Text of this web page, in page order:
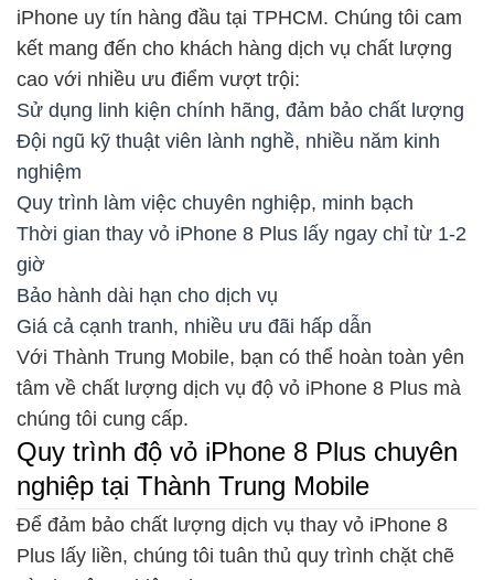
iPhone uy tín hàng đầu tại TPHCM. Chúng tôi cam
kết mang đến cho khách hàng dịch vụ chất lượng
cao với nhiều ưu điểm vượt trội:
Sử dụng linh kiện chính hãng, đảm bảo chất lượng
Đội ngũ kỹ thuật viên lành nghề, nhiều năm kinh
nghiệm
Quy trình làm việc chuyên nghiệp, minh bạch
Thời gian thay vỏ iPhone 8 Plus lấy ngay chỉ từ 1-2
giờ
Bảo hành dài hạn cho dịch vụ
Giá cả cạnh tranh, nhiều ưu đãi hấp dẫn
Với Thành Trung Mobile, bạn có thể hoàn toàn yên
tâm về chất lượng dịch vụ độ vỏ iPhone 8 Plus mà
chúng tôi cung cấp.
Quy trình độ vỏ iPhone 8 Plus chuyên
nghiệp tại Thành Trung Mobile
Để đảm bảo chất lượng dịch vụ thay vỏ iPhone 8
Plus lấy liền, chúng tôi tuân thủ quy trình chặt chẽ